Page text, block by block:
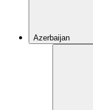
Azerbaijan